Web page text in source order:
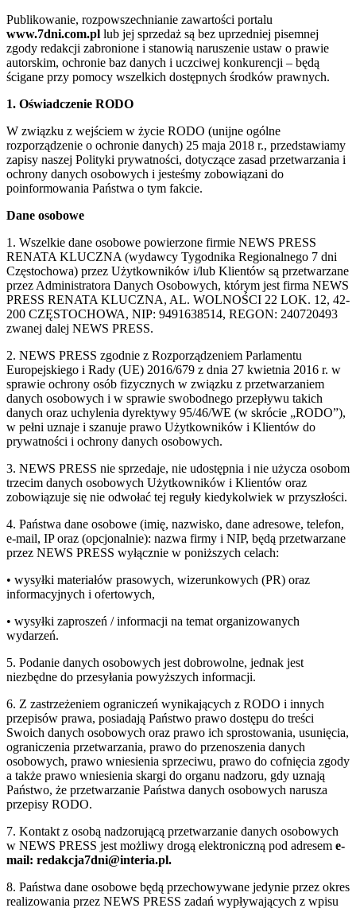
Publikowanie, rozpowszechnianie zawartości portalu
www.7dni.com.pl lub jej sprzedaż są bez uprzedniej pisemnej
zgody redakcji zabronione i stanowią naruszenie ustaw o prawie
autorskim, ochronie baz danych i uczciwej konkurencji – będą
ścigane przy pomocy wszelkich dostępnych środków prawnych.
1. Oświadczenie RODO
W związku z wejściem w życie RODO (unijne ogólne
rozporządzenie o ochronie danych) 25 maja 2018 r., przedstawiamy
zapisy naszej Polityki prywatności, dotyczące zasad przetwarzania i
ochrony danych osobowych i jesteśmy zobowiązani do
poinformowania Państwa o tym fakcie.
Dane osobowe
1. Wszelkie dane osobowe powierzone firmie NEWS PRESS
RENATA KLUCZNA (wydawcy Tygodnika Regionalnego 7 dni
Częstochowa) przez Użytkowników i/lub Klientów są przetwarzane
przez Administratora Danych Osobowych, którym jest firma NEWS
PRESS RENATA KLUCZNA, AL. WOLNOŚCI 22 LOK. 12, 42-
200 CZĘSTOCHOWA, NIP: 9491638514, REGON: 240720493
zwanej dalej NEWS PRESS.
2. NEWS PRESS zgodnie z Rozporządzeniem Parlamentu
Europejskiego i Rady (UE) 2016/679 z dnia 27 kwietnia 2016 r. w
sprawie ochrony osób fizycznych w związku z przetwarzaniem
danych osobowych i w sprawie swobodnego przepływu takich
danych oraz uchylenia dyrektywy 95/46/WE (w skrócie „RODO”),
w pełni uznaje i szanuje prawo Użytkowników i Klientów do
prywatności i ochrony danych osobowych.
3. NEWS PRESS nie sprzedaje, nie udostępnia i nie użycza osobom
trzecim danych osobowych Użytkowników i Klientów oraz
zobowiązuje się nie odwołać tej reguły kiedykolwiek w przyszłości.
4. Państwa dane osobowe (imię, nazwisko, dane adresowe, telefon,
e-mail, IP oraz (opcjonalnie): nazwa firmy i NIP, będą przetwarzane
przez NEWS PRESS wyłącznie w poniższych celach:
• wysyłki materiałów prasowych, wizerunkowych (PR) oraz
informacyjnych i ofertowych,
• wysyłki zaproszeń / informacji na temat organizowanych
wydarzeń.
5. Podanie danych osobowych jest dobrowolne, jednak jest
niezbędne do przesyłania powyższych informacji.
6. Z zastrzeżeniem ograniczeń wynikających z RODO i innych
przepisów prawa, posiadają Państwo prawo dostępu do treści
Swoich danych osobowych oraz prawo ich sprostowania, usunięcia,
ograniczenia przetwarzania, prawo do przenoszenia danych
osobowych, prawo wniesienia sprzeciwu, prawo do cofnięcia zgody
a także prawo wniesienia skargi do organu nadzoru, gdy uznają
Państwo, że przetwarzanie Państwa danych osobowych narusza
przepisy RODO.
7. Kontakt z osobą nadzorującą przetwarzanie danych osobowych
w NEWS PRESS jest możliwy drogą elektroniczną pod adresem e-
mail: redakcja7dni@interia.pl.
8. Państwa dane osobowe będą przechowywane jedynie przez okres
realizowania przez NEWS PRESS zadań wypływających z wpisu